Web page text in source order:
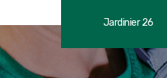
Jardinier 26